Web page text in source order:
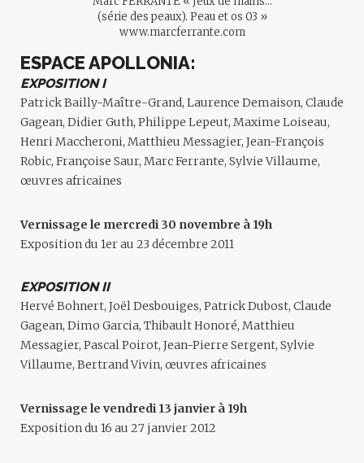
(série des peaux). Peau et os 03 »
www.marcferrante.com
ESPACE APOLLONIA:
EXPOSITION I
Patrick Bailly-Maître-Grand, Laurence Demaison, Claude
Gagean, Didier Guth, Philippe Lepeut, Maxime Loiseau,
Henri Maccheroni, Matthieu Messagier, Jean-François
Robic, Françoise Saur, Marc Ferrante, Sylvie Villaume,
œuvres africaines
Vernissage le mercredi 30 novembre à 19h
Exposition du 1er au 23 décembre 2011
EXPOSITION II
Hervé Bohnert, Joël Desbouiges, Patrick Dubost, Claude
Gagean, Dimo Garcia, Thibault Honoré, Matthieu
Messagier, Pascal Poirot, Jean-Pierre Sergent, Sylvie
Villaume, Bertrand Vivin, œuvres africaines
Vernissage le vendredi 13 janvier à 19h
Exposition du 16 au 27 janvier 2012